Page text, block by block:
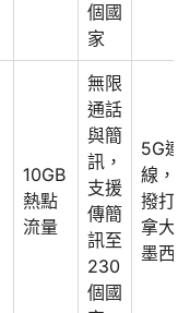
個國
家
10GB
熱點
流量
無限
通話
與簡
訊，
支援
傳簡
訊至
230
個國
5G連
線，
撥打
拿大
墨西